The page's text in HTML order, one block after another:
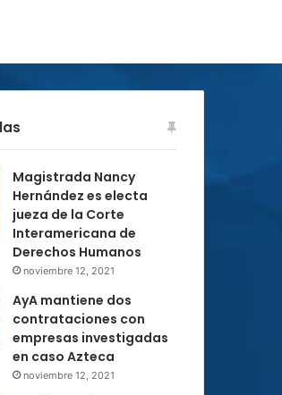
Magistrada Nancy
Hernández es electa
jueza de la Corte
Interamericana de
Derechos Humanos
noviembre 12, 2021
AyA mantiene dos
contrataciones con
empresas investigadas
en caso Azteca
noviembre 12, 2021